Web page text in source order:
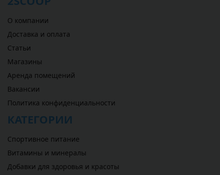
О компании
Доставка и оплата
Статьи
Магазины
Аренда помещений
Вакансии
Политика конфиденциальности
КАТЕГОРИИ
Спортивное питание
Витамины и минералы
Добавки для здоровья и красоты